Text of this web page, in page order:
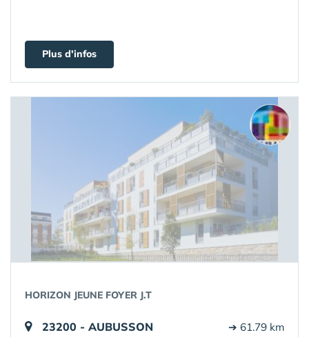
Plus d'infos
HORIZON JEUNE FOYER J.T
23200 - AUBUSSON ➔ 61.79 km